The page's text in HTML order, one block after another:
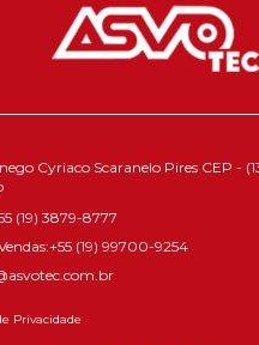
Cyriaco Scaranelo Pires CEP -
(19) 3879-8777
(19) 99700-9254
Privacidade